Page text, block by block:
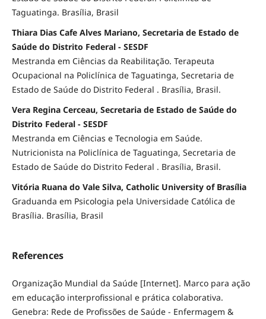
Taguatinga. Brasília, Brasil
Thiara Dias Cafe Alves Mariano, Secretaria de Estado de
Saúde do Distrito Federal - SESDF
Mestranda em Ciências da Reabilitação. Terapeuta
Ocupacional na Policlínica de Taguatinga, Secretaria de
Estado de Saúde do Distrito Federal . Brasília, Brasil.
Vera Regina Cerceau, Secretaria de Estado de Saúde do
Distrito Federal - SESDF
Mestranda em Ciências e Tecnologia em Saúde.
Nutricionista na Policlínica de Taguatinga, Secretaria de
Estado de Saúde do Distrito Federal . Brasília, Brasil.
Vitória Ruana do Vale Silva, Catholic University of Brasília
Graduanda em Psicologia pela Universidade Católica de
Brasília. Brasília, Brasil
References
Organização Mundial da Saúde [Internet]. Marco para ação
em educação interprofissional e prática colaborativa.
Genebra: Rede de Profissões de Saúde - Enfermagem &